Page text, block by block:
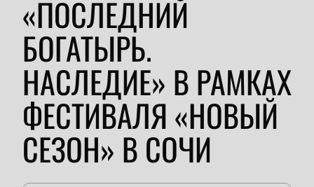
«ПОСЛЕДНИЙ
БОГАТЫРЬ.
НАСЛЕДИЕ» В РАМКАХ
ФЕСТИВАЛЯ «НОВЫЙ
СЕЗОН» В СОЧИ